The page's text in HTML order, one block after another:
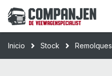
Inicio Stock Remolques